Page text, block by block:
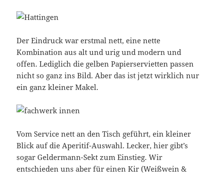
Der Eindruck war erstmal nett, eine nette
Kombination aus alt und urig und modern und
offen. Lediglich die gelben Papierservietten passen
nicht so ganz ins Bild. Aber das ist jetzt wirklich nur
ein ganz kleiner Makel.
Vom Service nett an den Tisch geführt, ein kleiner
Blick auf die Aperitif-Auswahl. Lecker, hier gibt’s
sogar Geldermann-Sekt zum Einstieg. Wir
entschieden uns aber für einen Kir (Weißwein &